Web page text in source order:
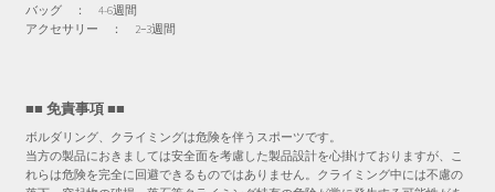
バッグ ： 4-6週間
アクセサリー ： 2−3週間
■■ 免責事項 ■■
ボルダリング、クライミングは危険を伴うスポーツです。
当方の製品におきましては安全面を考慮した製品設計を心掛けておりますが、こ
れらは危険を完全に回避できるものではありません。クライミング中には不慮の